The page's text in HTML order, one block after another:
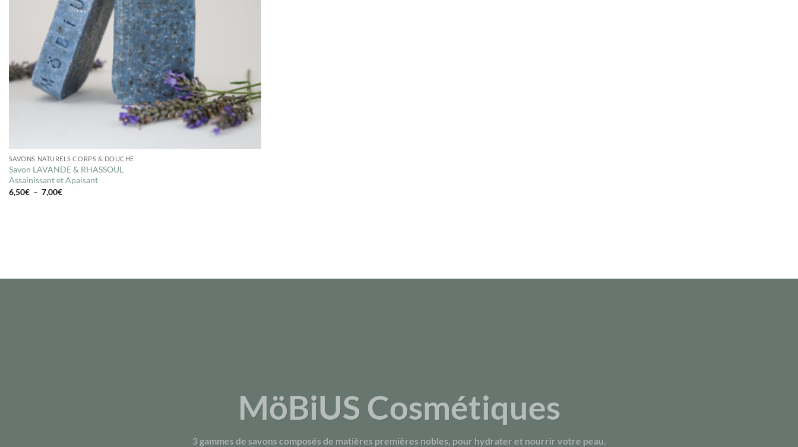
SAVONS NATURELS CORPS & DOUCHE
Savon LAVANDE & RHASSOUL
Assainissant et Apaisant
6,50€ – 7,00€Plage
MöBiUS Cosmétiques
3 gammes de savons composés de matières premières nobles, pour hydrater et nourrir votre peau.